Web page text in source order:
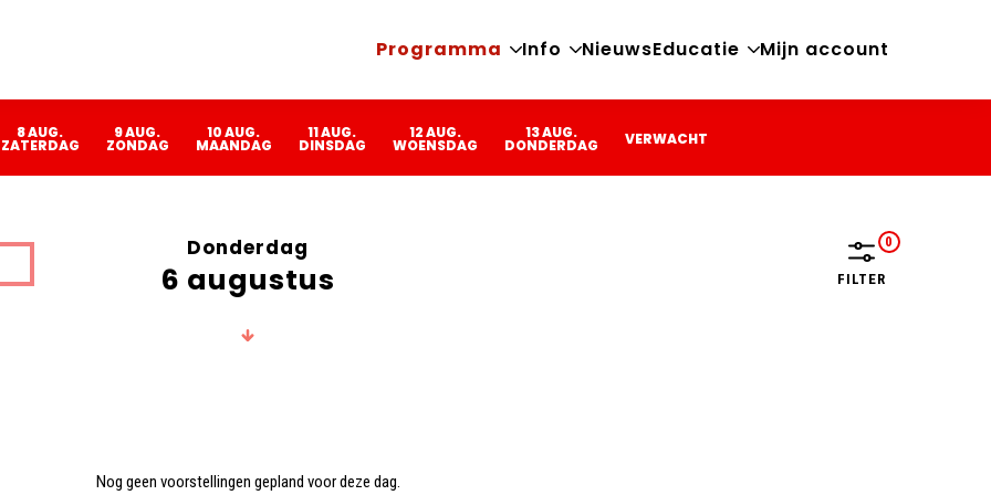
Programma
Info
NieuwsEducatie
Mijn account
8 AUG.
ZATERDAG
9 AUG.
ZONDAG
10 AUG.
MAANDAG
11 AUG.
DINSDAG
12 AUG.
WOENSDAG
13 AUG.
DONDERDAG VERWACHT
Donderdag
6 augustus FILTER
Nog geen voorstellingen gepland voor deze dag.